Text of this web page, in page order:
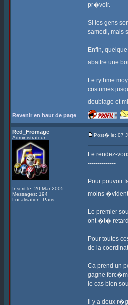
pr�voir.
Si les gens
samedi, mais
Enfin,
abattre une
Le rythme
costumes
doublage et
Revenir en haut de page
Red_Fromage
Administrateur
Inscrit le: 20 Mar 2005
Messages: 194
Localisation: Paris
Post� le: 07
Le rendez-
--------------
Pour pouvoir
moins
Le premier
ont �t�
Pour toutes
de la
Ca prend un
gagne
le cas bien
Il y a deux